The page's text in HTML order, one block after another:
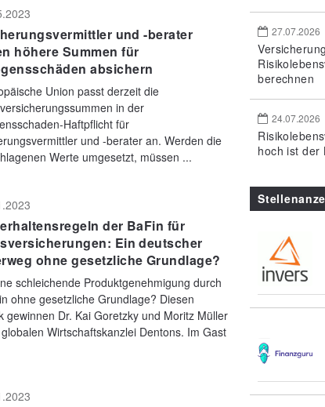
und -berater
höhere Summen für
absichern
Union passt derzeit die
in der
Haftpflicht für
und -berater an. Werden die
Werte umgesetzt, müssen ...
der BaFin für
Ein deutscher
ohne gesetzliche Grundlage?
schleichende Produktgenehmigung durch
ohne gesetzliche Grundlage? Diesen
gewinnen Dr. Kai Goretzky und Moritz Müller
Wirtschaftskanzlei Dentons. Im Gast
27.07.2026
berechnen
24.07.2026
hoch ist der